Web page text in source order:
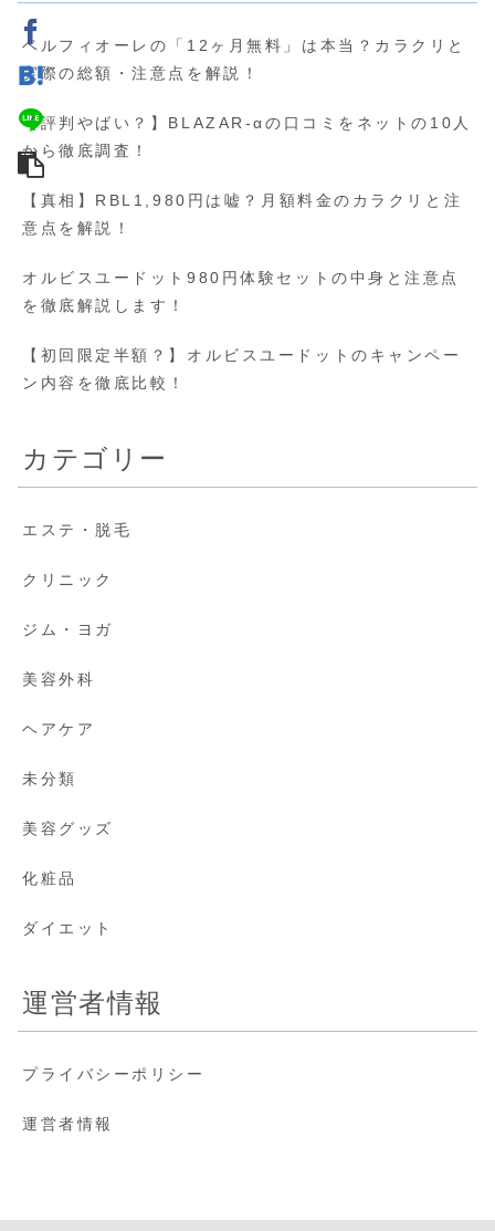
ベルフィオーレの「12ヶ月無料」は本当？カラクリと
実際の総額・注意点を解説！
【評判やばい？】BLAZAR-αの口コミをネットの10人
から徹底調査！
【真相】RBL1,980円は嘘？月額料金のカラクリと注
意点を解説！
オルビスユードット980円体験セットの中身と注意点
を徹底解説します！
【初回限定半額？】オルビスユードットのキャンペー
ン内容を徹底比較！
カテゴリー
エステ・脱毛
クリニック
ジム・ヨガ
美容外科
ヘアケア
未分類
美容グッズ
化粧品
ダイエット
運営者情報
プライバシーポリシー
運営者情報